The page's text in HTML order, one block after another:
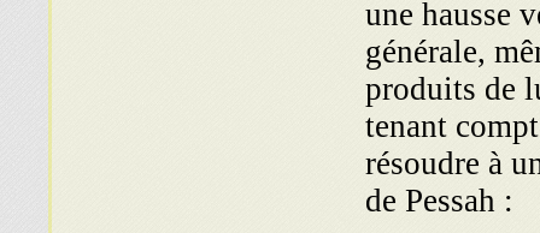
une hausse
générale,
produits de
tenant
résoudre à
de Pessah :